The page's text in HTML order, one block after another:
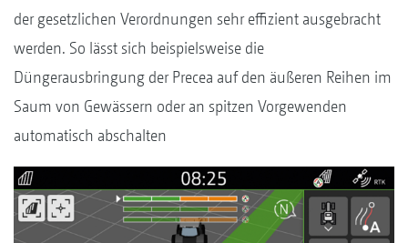
der gesetzlichen Verordnungen sehr effizient ausgebracht
werden. So lässt sich beispielsweise die
Düngerausbringung der Precea auf den äußeren Reihen im
Saum von Gewässern oder an spitzen Vorgewenden
automatisch abschalten